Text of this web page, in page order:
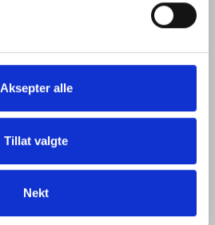
Aksepter alle
Tillat valgte
Nekt